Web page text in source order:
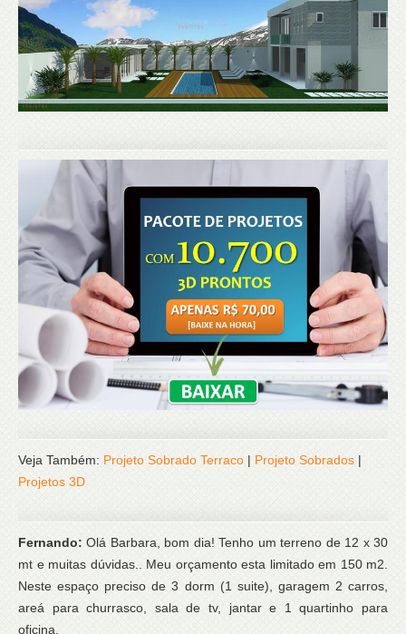
Veja Também: Projeto Sobrado Terraco | Projeto Sobrados |
Projetos 3D
Fernando:Olá Barbara, bom dia! Tenho um terreno de 12 x 30
mt e muitas dúvidas.. Meu orçamento esta limitado em 150 m2.
Neste espaço preciso de 3 dorm (1 suite), garagem 2 carros,
areá para churrasco, sala de tv, jantar e 1 quartinho para
oficina.